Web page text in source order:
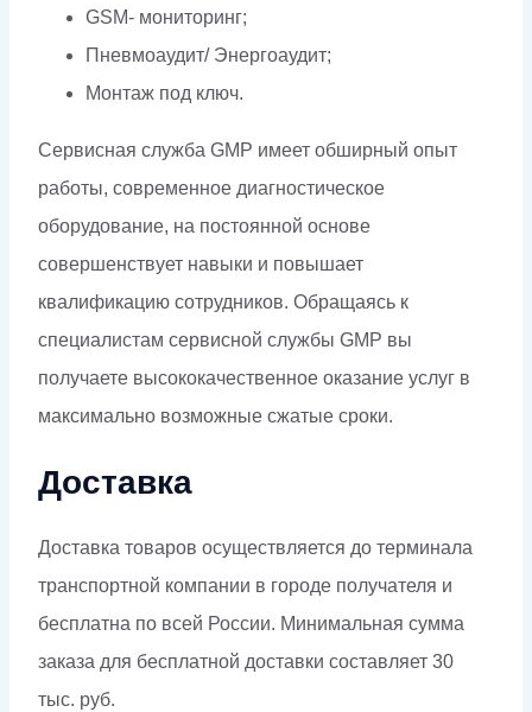
GSM- мониторинг;
Пневмоаудит/ Энергоаудит;
Монтаж под ключ.
Сервисная служба GMP имеет обширный опыт
работы, современное диагностическое
оборудование, на постоянной основе
совершенствует навыки и повышает
квалификацию сотрудников. Обращаясь к
специалистам сервисной службы GMP вы
получаете высококачественное оказание услуг в
максимально возможные сжатые сроки.
Доставка
Доставка товаров осуществляется до терминала
транспортной компании в городе получателя и
бесплатна по всей России. Минимальная сумма
заказа для бесплатной доставки составляет 30
тыс. руб.